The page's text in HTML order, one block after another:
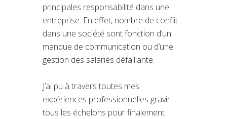
principales responsabilité dans une
entreprise. En effet, nombre de conflit
dans une société sont fonction d’un
manque de communication ou d’une
gestion des salariés défaillante.
J’ai pu à travers toutes mes
expériences professionnelles gravir
tous les échelons pour finalement